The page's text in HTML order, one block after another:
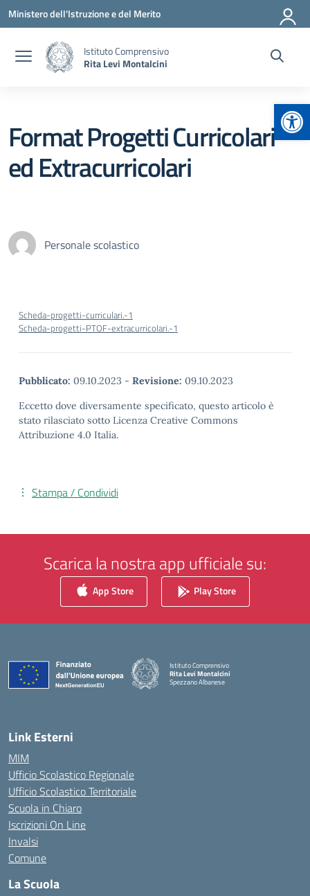
Vai ai contenuti
Vai al menu di navigazione
Vai al footer
Ministero dell'Istruzione e del Merito
Istituto Comprensivo
Rita Levi Montalcini
Format Progetti Curricolari
ed Extracurricolari
Personale scolastico
Scheda-progetti-curriculari.-1
Scheda-progetti-PTOF-extracurricolari.-1
Pubblicato: 09.10.2023 - Revisione: 09.10.2023
Eccetto dove diversamente specificato, questo articolo è
stato rilasciato sotto Licenza Creative Commons
Attribuzione 4.0 Italia.
Stampa / Condividi
Scarica la nostra app ufficiale su:
App Store Play Store
Istituto Comprensivo
Rita Levi Montalcini
Spezzano Albanese
— Visita la pagina iniziale della scuola
Link Esterni
MIM
Ufficio Scolastico Regionale
Ufficio Scolastico Territoriale
Scuola in Chiaro
Iscrizioni On Line
Invalsi
Comune
La Scuola